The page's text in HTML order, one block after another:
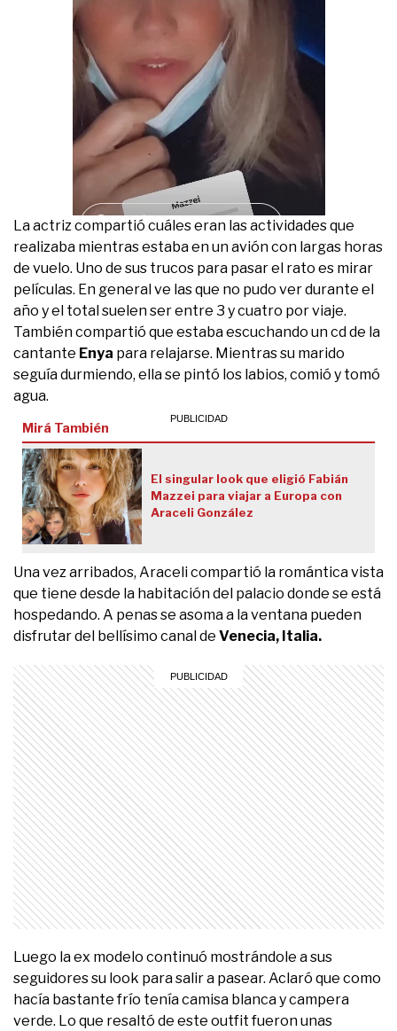
La actriz compartió cuáles eran las actividades que
realizaba mientras estaba en un avión con largas horas
de vuelo. Uno de sus trucos para pasar el rato es mirar
películas. En general ve las que no pudo ver durante el
año y el total suelen ser entre 3 y cuatro por viaje.
También compartió que estaba escuchando un cd de la
cantante Enya para relajarse. Mientras su marido
seguía durmiendo, ella se pintó los labios, comió y tomó
agua.
Mirá También
El singular look que eligió Fabián
Mazzei para viajar a Europa con
Araceli González
Una vez arribados, Araceli compartió la romántica vista
que tiene desde la habitación del palacio donde se está
hospedando. A penas se asoma a la ventana pueden
disfrutar del bellísimo canal de Venecia, Italia.
Luego la ex modelo continuó mostrándole a sus
seguidores su look para salir a pasear. Aclaró que como
hacía bastante frío tenía camisa blanca y campera
verde. Lo que resaltó de este outfit fueron unas